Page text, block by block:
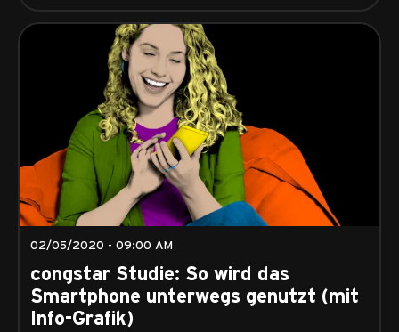
02/05/2020 - 09:00 AM
congstar Studie: So wird das
Smartphone unterwegs genutzt (mit
Info-Grafik)